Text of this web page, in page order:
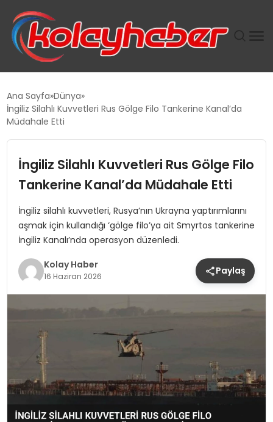
SUWEN’IN İSTIHDAM MODELI EKONOMIDE KADIN
TANYER YAPI ZEMIN MÜHENDISLIĞINDE HEDEF
BÜYÜTTÜ
TOROSLAR’DA PAZAR GERGİNLİĞİ!
Ana Sayfa Dünya
İngiliz Silahlı Kuvvetleri Rus Gölge Filo Tankerine Kanal’da
Müdahale Etti
İngiliz Silahlı Kuvvetleri Rus Gölge Filo
Tankerine Kanal’da Müdahale Etti
İngiliz silahlı kuvvetleri, Rusya’nın Ukrayna yaptırımlarını
aşmak için kullandığı ‘gölge filo’ya ait Smyrtos tankerine
İngiliz Kanalı’nda operasyon düzenledi.
Kolay Haber
16 Haziran 2026 Paylaş